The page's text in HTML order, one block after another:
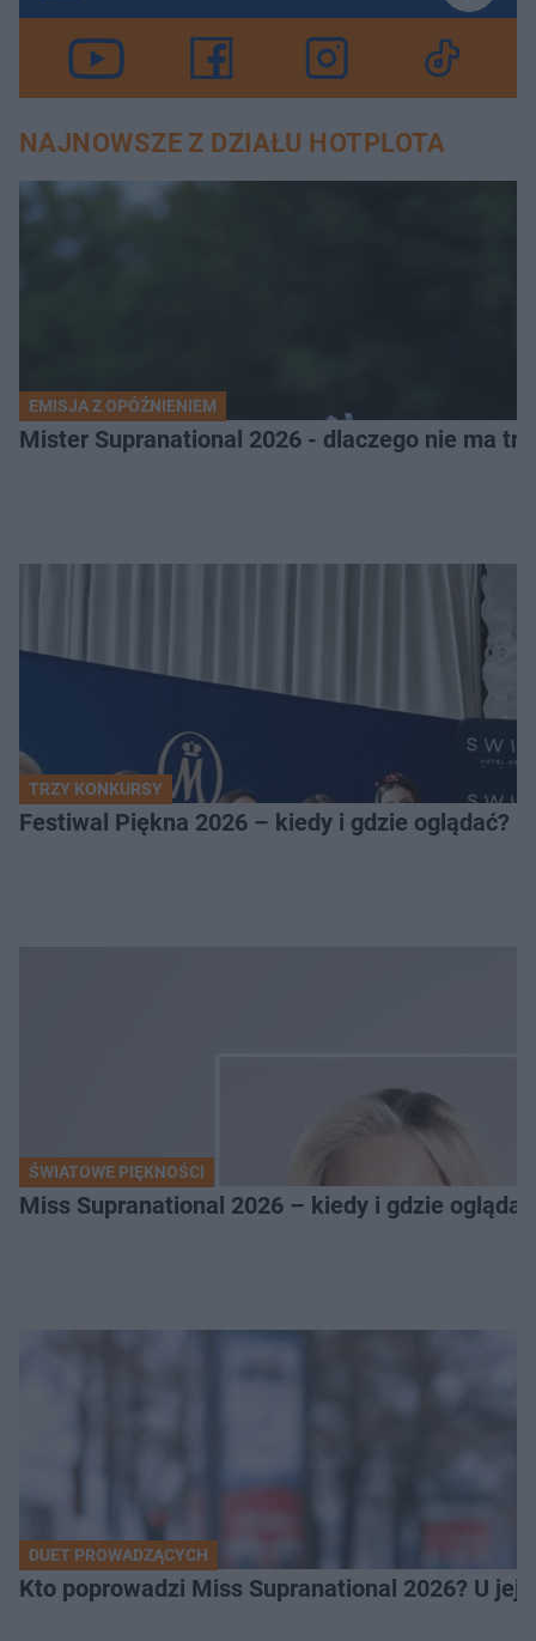
NAJNOWSZE Z DZIAŁU HOTPLOTA
EMISJA Z OPÓŹNIENIEM
Mister Supranational 2026 - dlaczego nie ma
TRZY KONKURSY
Festiwal Piękna 2026 – kiedy i gdzie oglądać?
ŚWIATOWE PIĘKNOŚCI
Miss Supranational 2026 – kiedy i gdzie
DUET PROWADZĄCYCH
Kto poprowadzi Miss Supranational 2026? U jej